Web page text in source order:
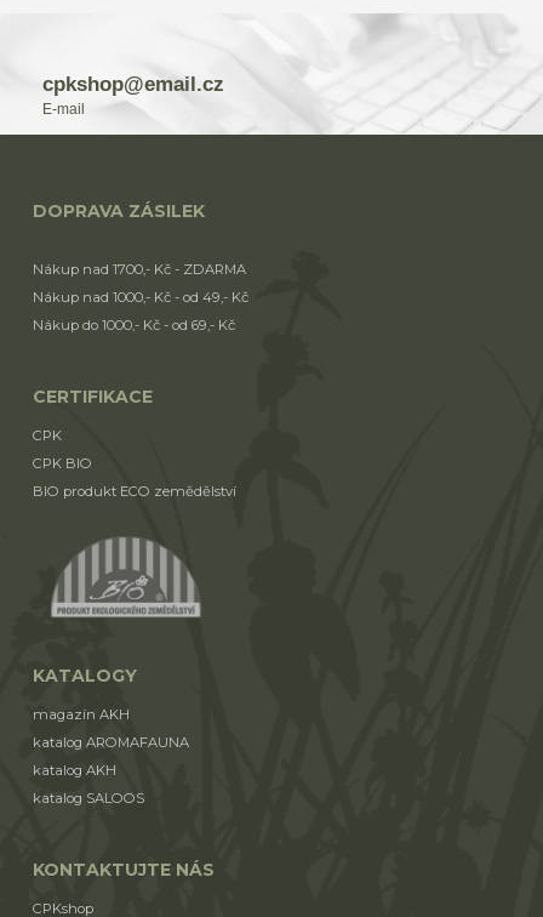
cpkshop@email.cz
E-mail
DOPRAVA ZÁSILEK
Nákup nad 1700,- Kč - ZDARMA
Nákup nad 1000,- Kč - od 49,- Kč
Nákup do 1000,- Kč - od 69,- Kč
CERTIFIKACE
CPK
CPK BIO
BIO produkt ECO zemědělství
KATALOGY
magazín AKH
katalog AROMAFAUNA
katalog AKH
katalog SALOOS
KONTAKTUJTE NÁS
CPKshop